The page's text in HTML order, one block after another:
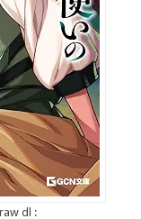
dl :